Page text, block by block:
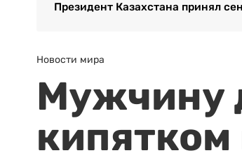
Президент Казахстана принял
Новости мира
Мужчину
кипятком